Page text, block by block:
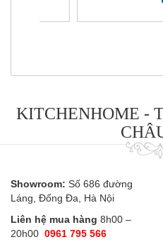
KITCHENHOME -
Showroom: Số 686 đường
Láng, Đống Đa, Hà Nội
Liên hệ mua hàng 8h00 –
20h00 0961 795 566